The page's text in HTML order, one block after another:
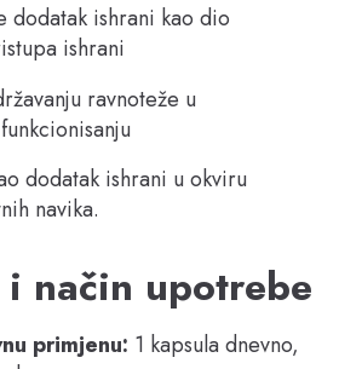
dodatak ishrani kao dio
ishrani
ravnoteže u
dodatak ishrani u okviru
navika.
način upotrebe
primjenu: 1 kapsula dnevno,